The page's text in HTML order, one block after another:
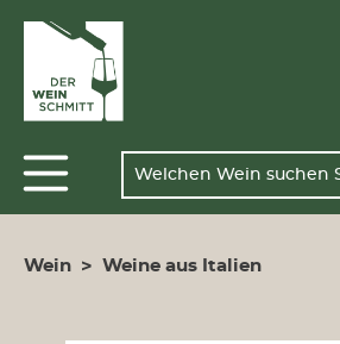
Wein > Weine aus Italien